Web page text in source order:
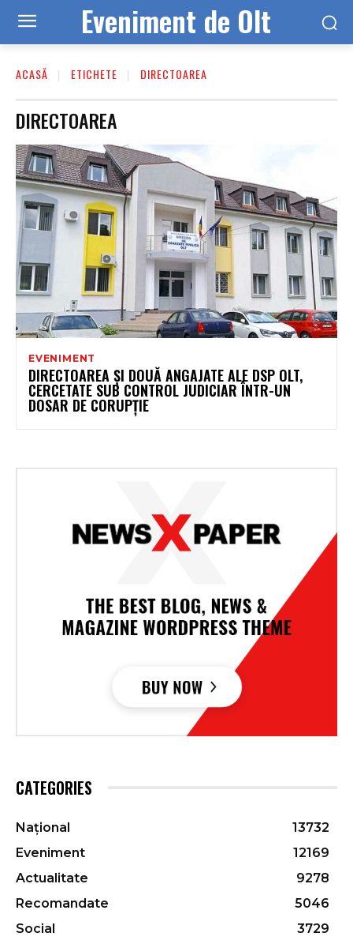
Eveniment de Olt
ACASĂ ETICHETE DIRECTOAREA
DIRECTOAREA
EVENIMENT
DIRECTOAREA ȘI DOUĂ ANGAJATE ALE DSP OLT,
CERCETATE SUB CONTROL JUDICIAR ÎNTR-UN
DOSAR DE CORUPȚIE
CATEGORIES
Național
13732
Eveniment
12169
Actualitate
9278
Recomandate
5046
Social
3729